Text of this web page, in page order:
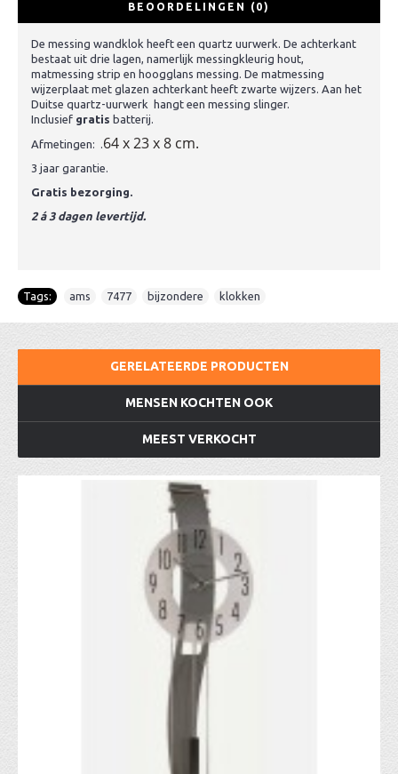
BEOORDELINGEN (0)
De messing wandklok heeft een quartz uurwerk. De achterkant
bestaat uit drie lagen, namerlijk messingkleurig hout,
matmessing strip en hoogglans messing. De matmessing
wijzerplaat met glazen achterkant heeft zwarte wijzers. Aan het
Duitse quartz-uurwerk hangt een messing slinger.
Inclusief gratis batterij.
Afmetingen: .64 x 23 x 8 cm.
3 jaar garantie.
Gratis bezorging.
2 á 3 dagen levertijd.
Tags: ams 7477 bijzondere klokken
GERELATEERDE PRODUCTEN
MENSEN KOCHTEN OOK
MEEST VERKOCHT